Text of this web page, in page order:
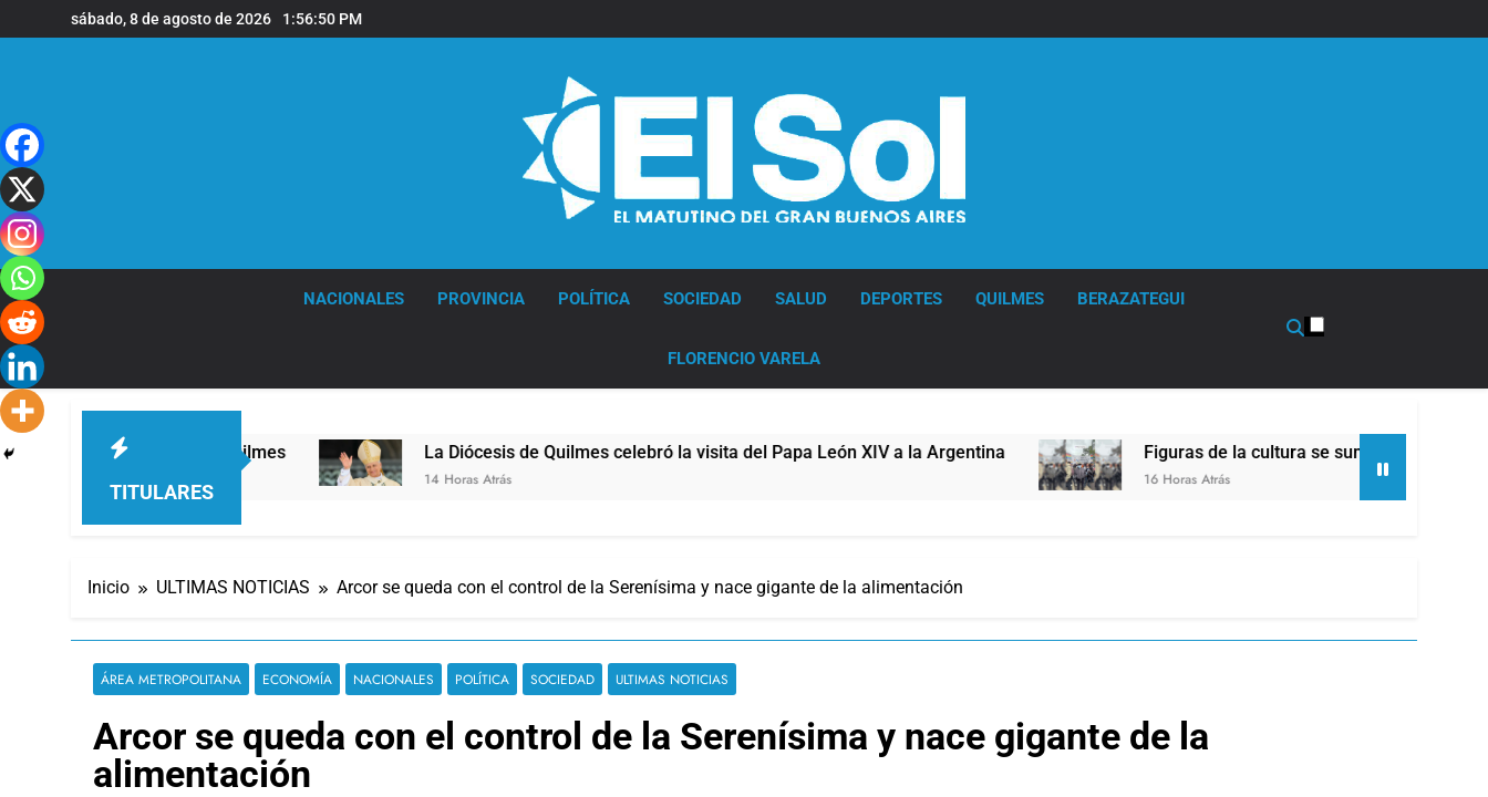
al
sábado, 8 de agosto de 2026 1:56:51 PM
NACIONALES PROVINCIA POLÍTICA SOCIEDAD SALUD DEPORTES QUILMES BERAZATEGUI
FLORENCIO VARELA
TITULARES
sede de Quilmes La Diócesis de Quilmes celebró la visita del Papa León XIV a la Argentina
14 Horas Atrás
Figuras de la cultura se sumaron a la marcha frente al
16 Horas Atrás
Inicio ULTIMAS NOTICIAS Arcor se queda con el control de la Serenísima y nace gigante de la alimentación
ÁREA METROPOLITANA ECONOMÍA NACIONALES POLÍTICA SOCIEDAD ULTIMAS NOTICIAS
Arcor se queda con el control de la Serenísima y nace gigante de la
alimentación